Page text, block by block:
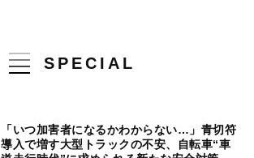
SPECIAL
「いつ加害者になるかわからない…」青切符
導入で増す大型トラックの不安、自転車“車